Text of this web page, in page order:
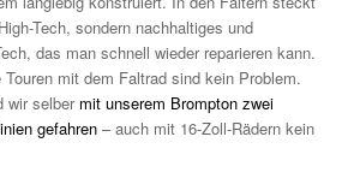
Tech, sondern nachhaltiges und
das man schnell wieder reparieren kann.
mit dem Faltrad sind kein Problem.
wir selber mit unserem Brompton zwei
gefahren– auch mit 16-Zoll-Rädern kein